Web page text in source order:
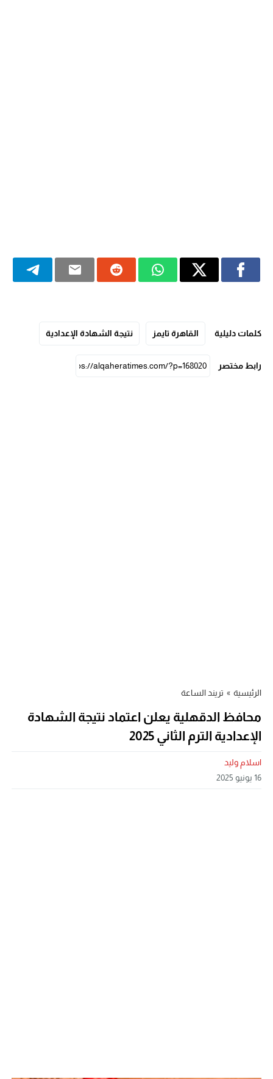
كلمات دليلية القاهرة تايمز نتيجة الشهادة الإعدادية
رابط مختصر
الرئيسية » تريند الساعة
محافظ الدقهلية يعلن اعتماد نتيجة الشهادة
الإعدادية الترم الثاني 2025
اسلام وليد
16 يونيو 2025